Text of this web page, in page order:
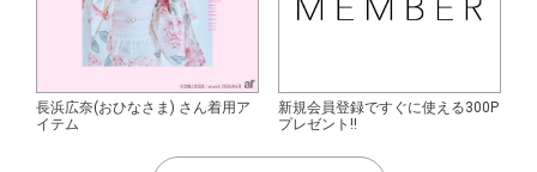
長浜広奈(おひなさま) さん着用ア
イテム
新規会員登録ですぐに使える300P
プレゼント!!